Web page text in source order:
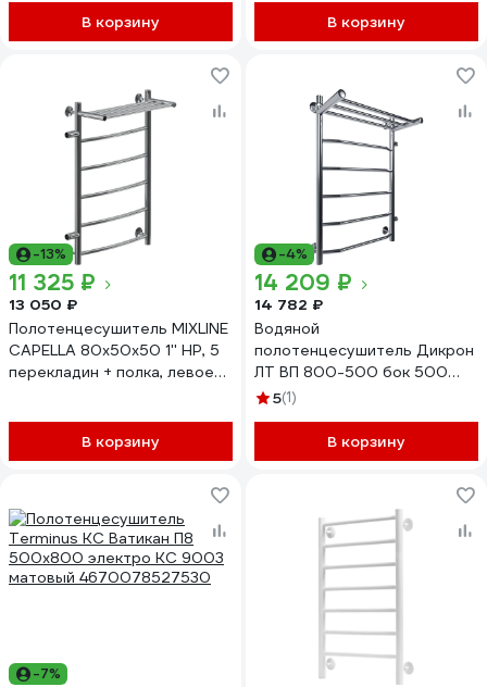
В корзину
В корзину
-13%
11 325 ₽
13 050 ₽
Полотенцесушитель MIXLINE
CAPELLA 80x50x50 1'' НР, 5
перекладин + полка, левое
В корзину
-4%
14 209 ₽
14 782 ₽
Водяной
полотенцесушитель Дикрон
ЛТ ВП 800-500 бок 500
прав
5(1)
В корзину
-7%